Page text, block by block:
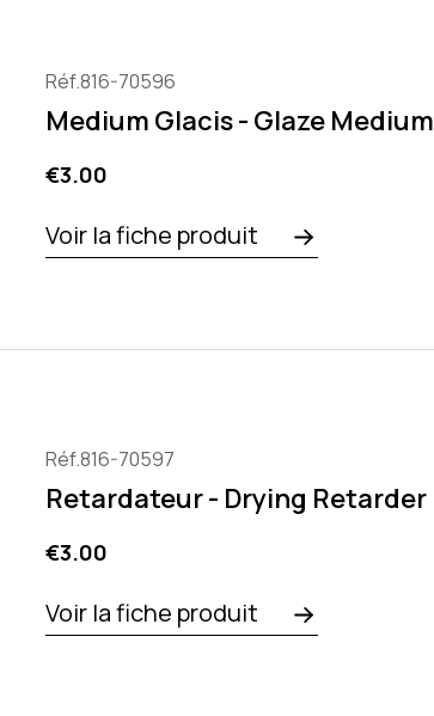
Réf.816-70596
Medium Glacis - Glaze Medium
Price
€3.00
Voir la fiche produit
Réf.816-70597
Retardateur - Drying Retarder
Price
€3.00
Voir la fiche produit